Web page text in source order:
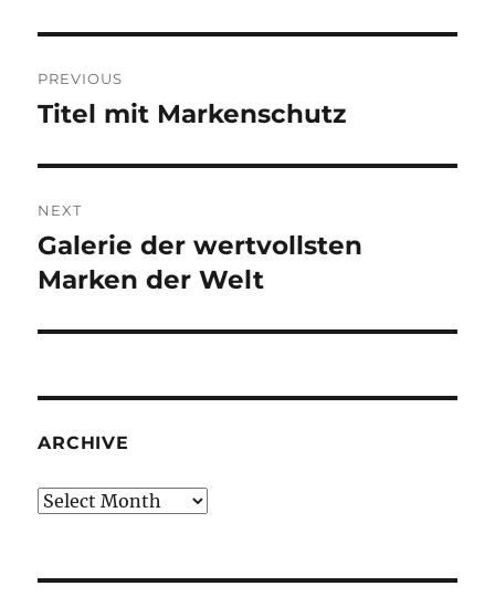
navigation
PREVIOUS
Previous
Titel mit Markenschutz
NEXT
Next
post:
Galerie der wertvollsten
Marken der Welt
ARCHIVE
Archive